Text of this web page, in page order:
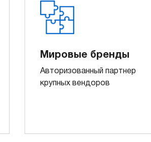
Мировые бренды
Авторизованный партнер
крупных вендоров